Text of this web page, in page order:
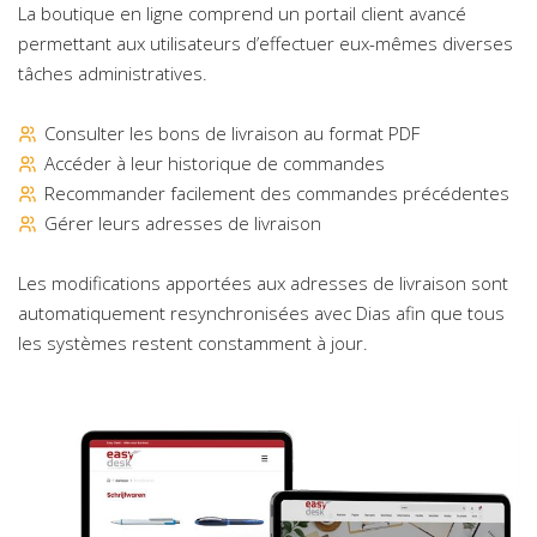
La boutique en ligne comprend un portail client avancé
permettant aux utilisateurs d’effectuer eux-mêmes diverses
tâches administratives.
Consulter les bons de livraison au format PDF
Accéder à leur historique de commandes
Recommander facilement des commandes précédentes
Gérer leurs adresses de livraison
Les modifications apportées aux adresses de livraison sont
automatiquement resynchronisées avec Dias afin que tous
les systèmes restent constamment à jour.